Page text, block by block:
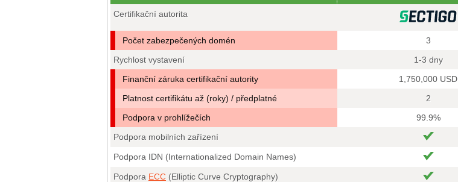
Certifikační autorita
Počet zabezpečených domén 3
Rychlost vystavení
1-3 dny
Finanční záruka certifikační autority
1,750,000 USD
Platnost certifikátu až (roky) / předplatné
2
Podpora v prohlížečích
99.9%
Podpora mobilních zařízení
Podpora IDN (Internationalized Domain Names)
Podpora ECC (Elliptic Curve Cryptography)